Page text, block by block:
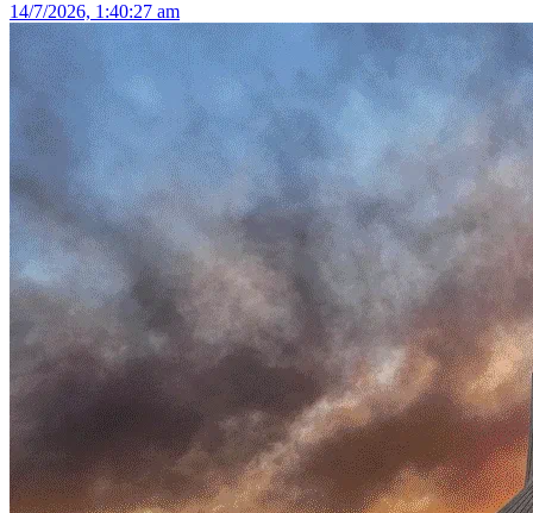
14/7/2026, 1:40:27 am